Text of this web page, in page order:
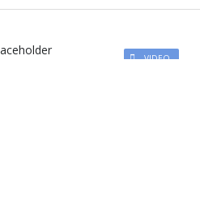
VIDEO